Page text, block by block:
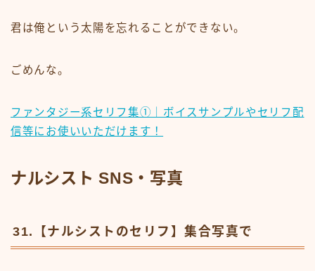
君は俺という太陽を忘れることができない。
ごめんな。
ファンタジー系セリフ集①｜ボイスサンプルやセリフ配
信等にお使いいただけます！
ナルシスト SNS・写真
31.【ナルシストのセリフ】集合写真で